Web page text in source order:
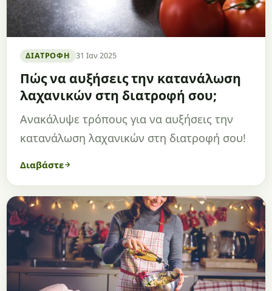
ΔΙΑΤΡΟΦΉ 31 Ιαν 2025
Πώς να αυξήσεις την κατανάλωση
λαχανικών στη διατροφή σου;
Ανακάλυψε τρόπους για να αυξήσεις την
κατανάλωση λαχανικών στη διατροφή σου!
Διαβάστε